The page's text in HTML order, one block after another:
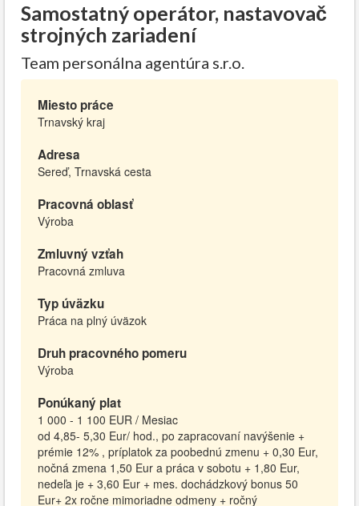
Samostatný operátor, nastavovač
strojných zariadení
Team personálna agentúra s.r.o.
Miesto práce
Trnavský kraj
Adresa
Sereď, Trnavská cesta
Pracovná oblasť
Výroba
Zmluvný vzťah
Pracovná zmluva
Typ úväzku
Práca na plný úväzok
Druh pracovného pomeru
Výroba
Ponúkaný plat
1 000 - 1 100 EUR / Mesiac
od 4,85- 5,30 Eur/ hod., po zapracovaní navýšenie +
prémie 12% , príplatok za poobednú zmenu + 0,30 Eur,
nočná zmena 1,50 Eur a práca v sobotu + 1,80 Eur,
nedeľa je + 3,60 Eur + mes. dochádzkový bonus 50
Eur+ 2x ročne mimoriadne odmeny + ročný